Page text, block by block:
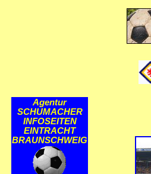
Agentur
SCHUMACHER
INFOSEITEN
EINTRACHT
BRAUNSCHWEIG